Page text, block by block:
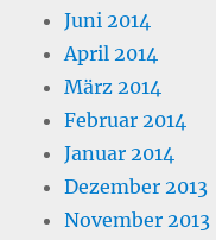
Juni 2014
April 2014
März 2014
Februar 2014
Januar 2014
Dezember 2013
November 2013